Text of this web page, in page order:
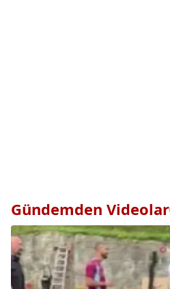
Gündemden Videolar